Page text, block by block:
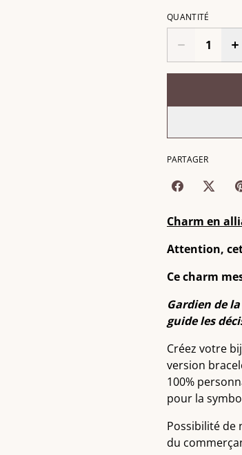
QUANTITÉ
PARTAGER
Charm en
Attention,
Ce charm
Gardien de
guide les
Créez votre
version
100%
pour la
Possibilité de
du